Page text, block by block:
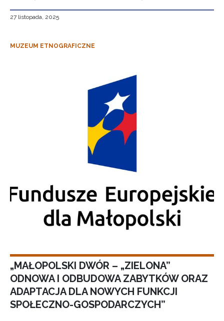
27 listopada, 2025
MUZEUM ETNOGRAFICZNE
„MAŁOPOLSKI DWÓR – „ZIELONA”
ODNOWA I ODBUDOWA ZABYTKÓW ORAZ
ADAPTACJA DLA NOWYCH FUNKCJI
SPOŁECZNO-GOSPODARCZYCH”